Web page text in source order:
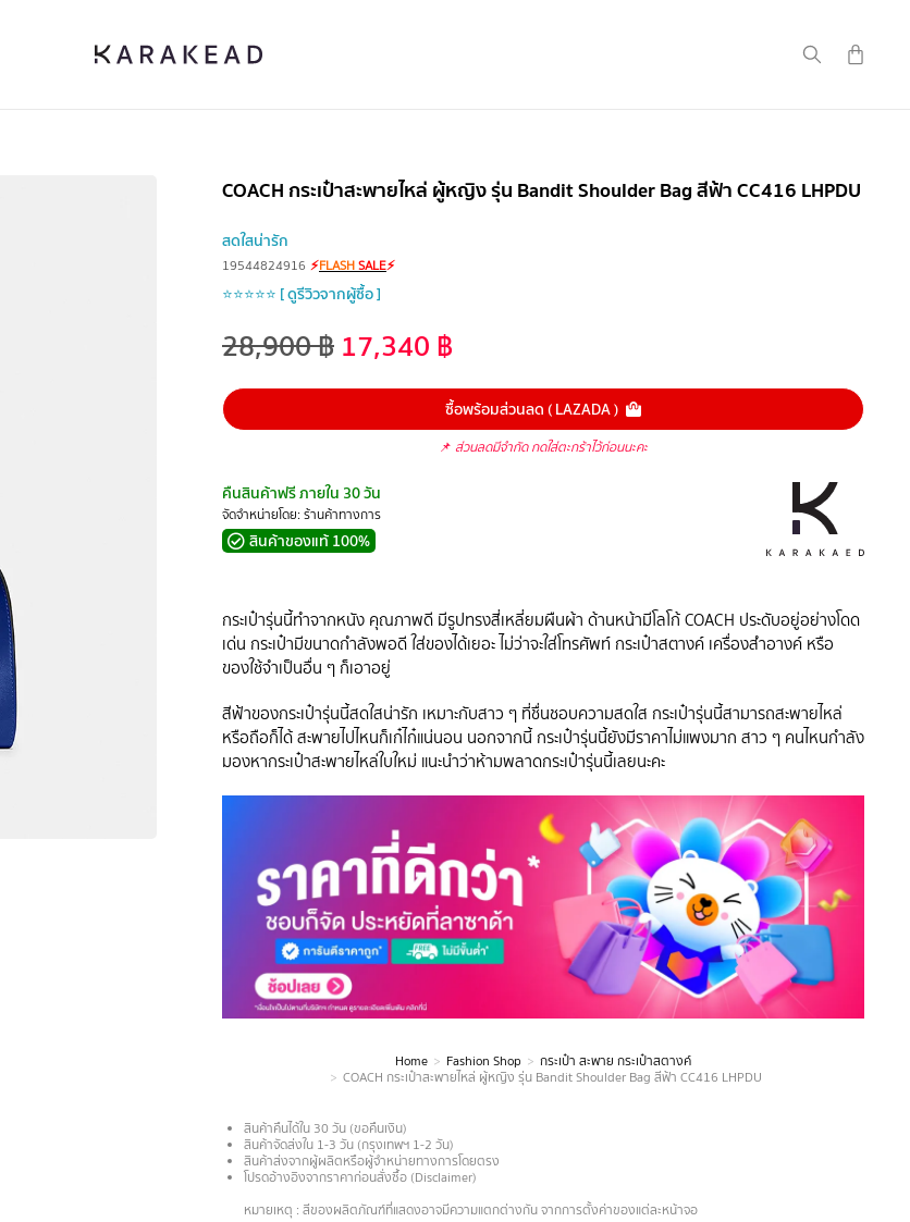
COACH กระเป๋าสะพายไหล่ ผู้หญิง รุ่น Bandit Shoulder Bag สีฟ้า CC416 LHPDU
สดใสน่ารัก
19544824916 ⚡FLASHSALE⚡
⭐⭐⭐⭐⭐ [ ดูรีวิวจากผู้ซื้อ ]
28,900฿17,340฿
ซื้อพร้อมส่วนลด ( LAZADA )
📌 ส่วนลดมีจำกัด กดใส่ตะกร้าไว้ก่อนนะคะ
คืนสินค้าฟรี ภายใน 30 วัน
จัดจำหน่ายโดย: ร้านค้าทางการ
สินค้าของแท้ 100%
กระเป๋ารุ่นนี้ทำจากหนัง คุณภาพดี มีรูปทรงสี่เหลี่ยมผืนผ้า ด้านหน้ามีโลโก้ COACH ประดับอยู่อย่างโดด
เด่น กระเป๋ามีขนาดกำลังพอดี ใส่ของได้เยอะ ไม่ว่าจะใส่โทรศัพท์ กระเป๋าสตางค์ เครื่องสำอางค์ หรือ
ของใช้จำเป็นอื่น ๆ ก็เอาอยู่
สีฟ้าของกระเป๋ารุ่นนี้สดใสน่ารัก เหมาะกับสาว ๆ ที่ชื่นชอบความสดใส กระเป๋ารุ่นนี้สามารถสะพายไหล่
หรือถือก็ได้ สะพายไปไหนก็เก๋ไก๋แน่นอน นอกจากนี้ กระเป๋ารุ่นนี้ยังมีราคาไม่แพงมาก สาว ๆ คนไหนกำลัง
มองหากระเป๋าสะพายไหล่ใบใหม่ แนะนำว่าห้ามพลาดกระเป๋ารุ่นนี้เลยนะคะ
Home Fashion Shop
กระเป๋า สะพาย กระเป๋าสตางค์
COACH กระเป๋าสะพายไหล่ ผู้หญิง รุ่น Bandit Shoulder Bag สีฟ้า CC416 LHPDU
สินค้าคืนได้ใน 30 วัน (ขอคืนเงิน)
สินค้าจัดส่งใน 1-3 วัน (กรุงเทพฯ 1-2 วัน)
สินค้าส่งจากผู้ผลิตหรือผู้จำหน่ายทางการโดยตรง
โปรดอ้างอิงจากราคาก่อนสั่งซื้อ (Disclaimer)
หมายเหตุ : สีของผลิตภัณฑ์ที่แสดงอาจมีความแตกต่างกัน จากการตั้งค่าของแต่ละหน้าจอ